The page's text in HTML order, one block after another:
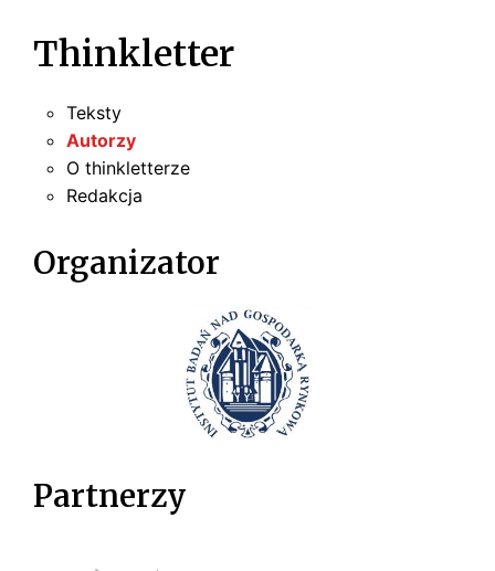
Thinkletter
Teksty
Autorzy
O thinkletterze
Redakcja
Organizator
Partnerzy